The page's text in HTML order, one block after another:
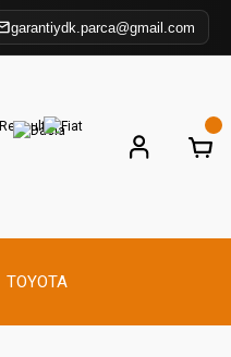
garantiydk.parca@gmail.com
TOYOTA